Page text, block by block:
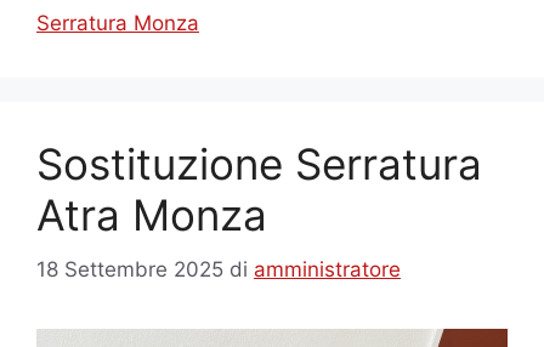
Serratura Monza
Sostituzione Serratura
Atra Monza
18 Settembre 2025 di amministratore